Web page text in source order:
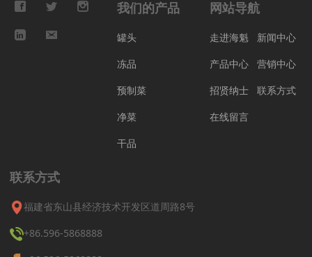
我们的产品
罐头
冻品
预制菜
净菜
干品
网站导航
走进海魁
新闻中心
产品中心
营销中心
招贤纳士
联系方式
在线留言
联系方式
福建省东山县经济技术开发区道周路8号
+86.596-5868888